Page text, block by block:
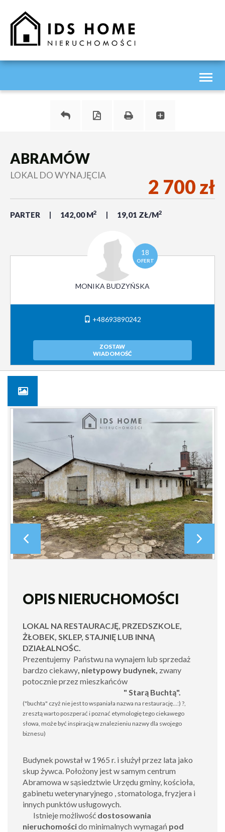
ABRAMÓW
LOKAL DO WYNAJĘCIA
PARTER 142,00 M2 19,01 ZŁ/M2
2 700 zł
18
OFERT
MONIKA BUDZYŃSKA
+48693890242
ZOSTAW
WIADOMOŚĆ
OPIS NIERUCHOMOŚCI
LOKAL NA RESTAURACJĘ, PRZEDSZKOLE,
ŻŁOBEK, SKLEP, STAJNIĘ LUB INNĄ
DZIAŁALNOŚC.
Prezentujemy Państwu na wynajem lub sprzedaż
bardzo ciekawy, nietypowy budynek, zwany
potocznie przez mieszkańców
" Starą Buchtą".
("buchta" czyż nie jest to wspaniała nazwa na restaurację...:) ?,
zresztą warto poszperać i poznać etymologię tego ciekawego
słowa, może być inspiracją w znalezieniu nazwy dla swojego
biznesu)
Budynek powstał w 1965 r. i służył przez lata jako
skup żywca. Położony jest w samym centrum
Abramowa w sąsiedztwie Urzędu gminy, kościoła,
gabinetu weterynaryjnego , stomatologa, fryzjera i
innych punktów usługowych.
Istnieje możliwość dostosowania
nieruchomoścido minimalnych wymagań pod